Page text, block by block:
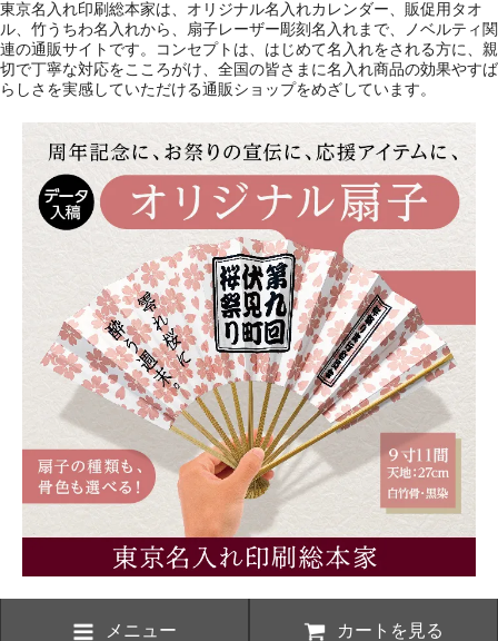
東京名入れ印刷総本家は、オリジナル名入れカレンダー、販促用タオ
ル、竹うちわ名入れから、扇子レーザー彫刻名入れまで、ノベルティ関
連の通販サイトです。コンセプトは、はじめて名入れをされる方に、親
切で丁寧な対応をこころがけ、全国の皆さまに名入れ商品の効果やすば
らしさを実感していただける通販ショップをめざしています。
メニュー カートを見る